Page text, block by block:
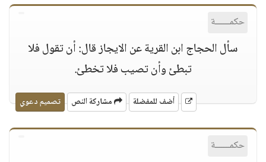
حكمــــــة
سأل الحجاج ابن القرية عن الايجاز قال: أن تقول فلا
تبطئ وأن تصيب فلا تخطئ.
أضف للمفضلة مشاركة النص تصميم دعوي
حكمــــــة